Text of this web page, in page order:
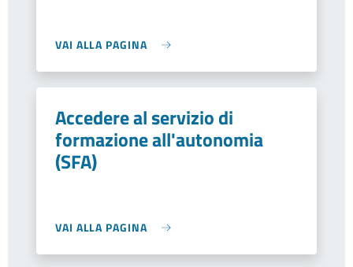
VAI ALLA PAGINA
Accedere al servizio di
formazione all'autonomia
(SFA)
VAI ALLA PAGINA